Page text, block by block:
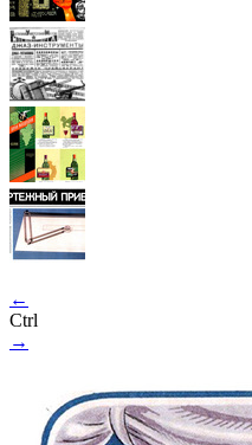
←
Ctrl
→